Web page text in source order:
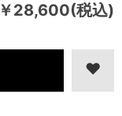
￥28,600(税込)